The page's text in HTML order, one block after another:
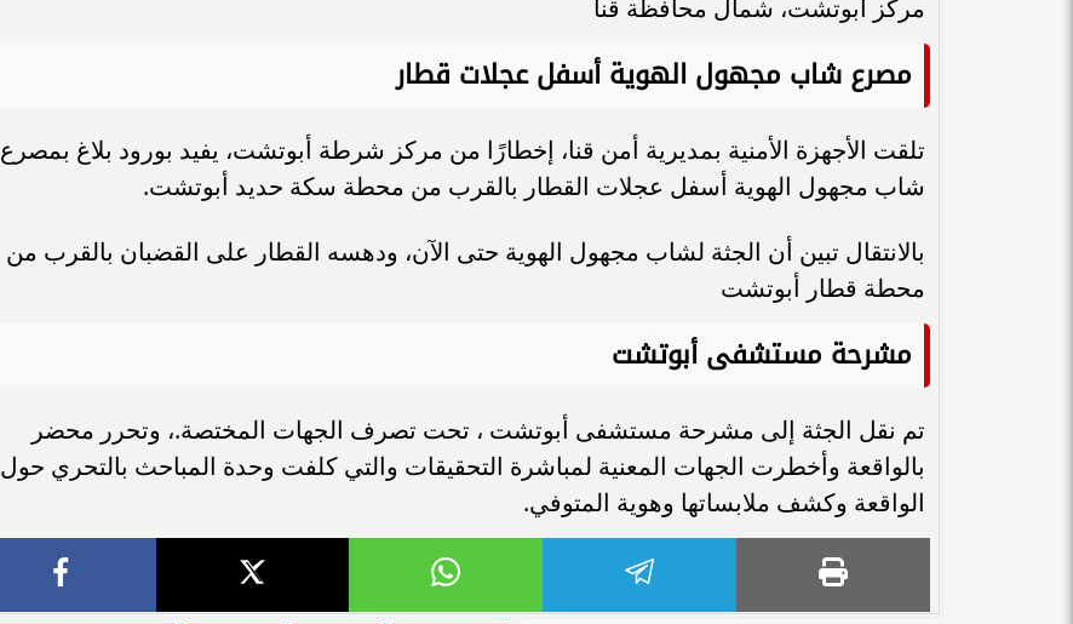
مركز أبوتشت، شمال محافظة قنا
مصرع شاب مجهول الهوية أسفل عجلات قطار
تلقت الأجهزة الأمنية بمديرية أمن قنا، إخطارًا من مركز شرطة أبوتشت، يفيد بورود بلاغ بمصرع
شاب مجهول الهوية أسفل عجلات القطار بالقرب من محطة سكة حديد أبوتشت.
بالانتقال تبين أن الجثة لشاب مجهول الهوية حتى الآن، ودهسه القطار على القضبان بالقرب من
محطة قطار أبوتشت
مشرحة مستشفى أبوتشت
تم نقل الجثة إلى مشرحة مستشفى أبوتشت ، تحت تصرف الجهات المختصة.، وتحرر محضر
بالواقعة وأخطرت الجهات المعنية لمباشرة التحقيقات والتي كلفت وحدة المباحث بالتحري حول
الواقعة وكشف ملابساتها وهوية المتوفي.